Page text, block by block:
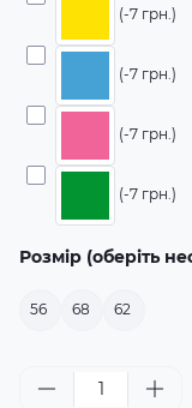
(-7 грн.)
(-7 грн.)
(-7 грн.)
(-7 грн.)
Розмір (оберіть
56 68 62